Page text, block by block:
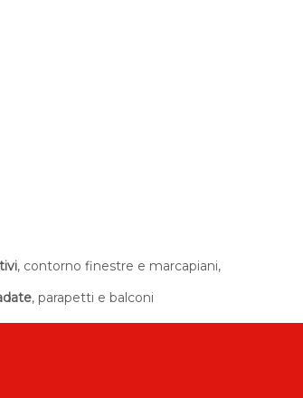
, contorno finestre e marcapiani,
, parapetti e balconi